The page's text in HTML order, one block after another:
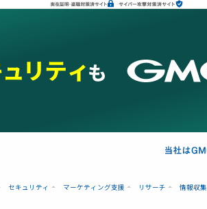
セキュリティ マーケティング支援 リサーチ 情報収集